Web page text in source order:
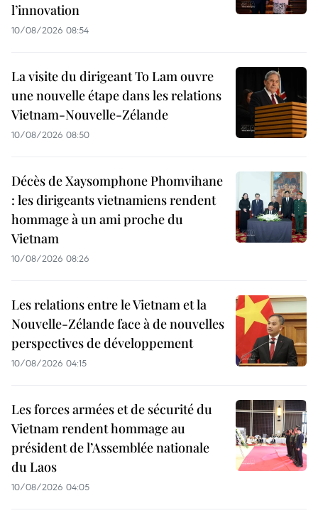
l’innovation
10/08/2026 08:54
La visite du dirigeant To Lam ouvre
une nouvelle étape dans les relations
Vietnam-Nouvelle-Zélande
10/08/2026 08:50
Décès de Xaysomphone Phomvihane
: les dirigeants vietnamiens rendent
hommage à un ami proche du
Vietnam
10/08/2026 08:26
Les relations entre le Vietnam et la
Nouvelle-Zélande face à de nouvelles
perspectives de développement
10/08/2026 04:15
Les forces armées et de sécurité du
Vietnam rendent hommage au
président de l’Assemblée nationale
du Laos
10/08/2026 04:05